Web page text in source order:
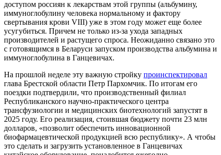
доступом россиян к лекарствам этой группы (альбумину,
иммуноглобулину человека нормальному и фактору
свертывания крови VIII) уже в этом году может еще более
усугубиться. Причем не только из-за ухода западных
производителей и растущего спроса. Неожиданно связано это
с готовящимся в Беларуси запуском производства альбумина и
иммуноглобулина в Ганцевичах.
На прошлой неделе эту важную стройку проинспектировал
глава Брестской области Петр Пархомчик. По итогам его
поездки подтвердили, что производственный филиал
Республиканского научно-практического центра
трансфузиологии и медицинских биотехнологий запустят в
2025 году. Его реализация, стоившая бюджету почти 23 млн
долларов, «позволит обеспечить инновационной
биофармацевтической продукцией всю республику». А чтобы
это сделать и загрузить установленное в Ганцевичах